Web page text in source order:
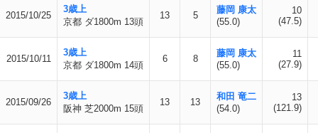
2015/10/25
3歳上
京都 ダ1800m 13頭
13 5
藤岡 康太
(55.0)
10
(47.5)
2015/10/11
3歳上
京都 ダ1800m 14頭
6 8
藤岡 康太
(55.0)
11
(27.9)
2015/09/26
3歳上
阪神 芝2000m 15頭
13 13
和田 竜二
(54.0)
13
(121.9)